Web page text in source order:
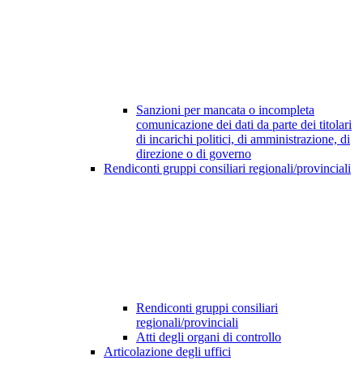
Sanzioni per mancata o incompleta
comunicazione dei dati da parte dei titolari
di incarichi politici, di amministrazione, di
direzione o di governo
Rendiconti gruppi consiliari regionali/provinciali
Rendiconti gruppi consiliari
regionali/provinciali
Atti degli organi di controllo
Articolazione degli uffici